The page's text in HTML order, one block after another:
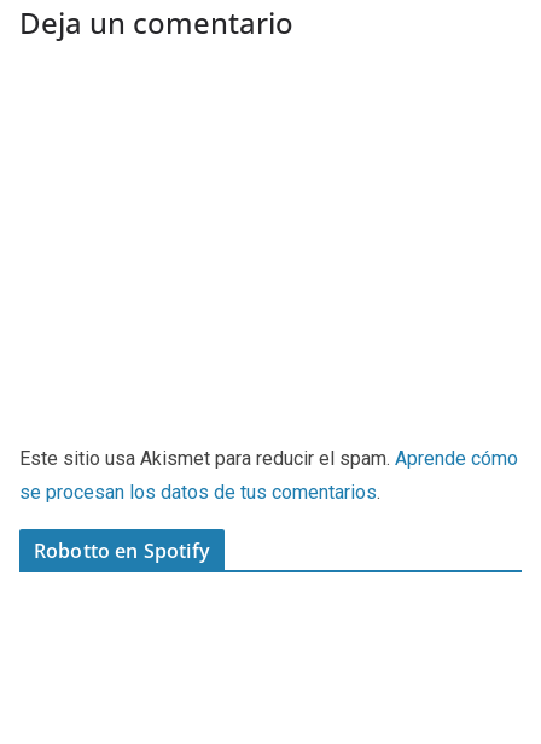
Deja un comentario
Este sitio usa Akismet para reducir el spam. Aprende cómo
se procesan los datos de tus comentarios.
Robotto en Spotify